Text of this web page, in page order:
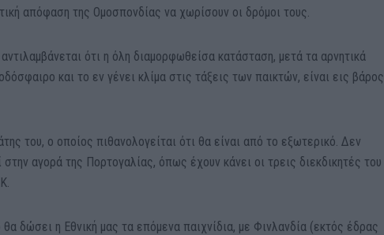
απόφαση της Ομοσπονδίας να χωρίσουν οι δρόμοι τους.
ότι η όλη διαμορφωθείσα κατάσταση, μετά τα αρνητικά
και το εν γένει κλίμα στις τάξεις των παικτών, είναι εις βάρος
του, ο οποίος πιθανολογείται ότι θα είναι από το εξωτερικό. Δεν
αγορά της Πορτογαλίας, όπως έχουν κάνει οι τρεις διεκδικητές του
δώσει η Εθνική μας τα επόμενα παιχνίδια, με Φινλανδία (εκτός έδρας